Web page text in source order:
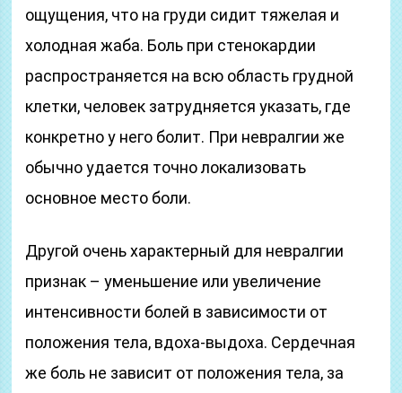
ощущения, что на груди сидит тяжелая и
холодная жаба. Боль при стенокардии
распространяется на всю область грудной
клетки, человек затрудняется указать, где
конкретно у него болит. При невралгии же
обычно удается точно локализовать
основное место боли.
Другой очень характерный для невралгии
признак – уменьшение или увеличение
интенсивности болей в зависимости от
положения тела, вдоха-выдоха. Сердечная
же боль не зависит от положения тела, за